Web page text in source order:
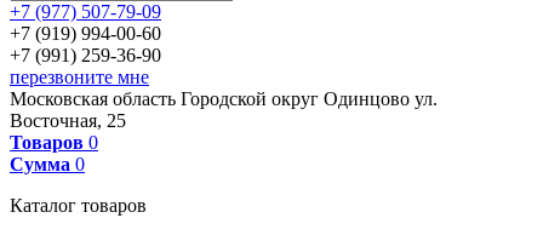
+7 (977) 507-79-09
+7 (919) 994-00-60
+7 (991) 259-36-90
перезвоните мне
Московская область Городской округ Одинцово ул.
Восточная, 25
Товаров 0
Сумма 0
Каталог товаров